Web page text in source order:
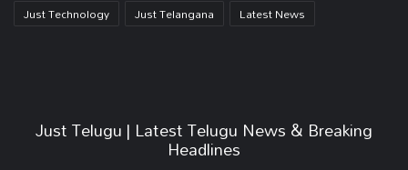
Just Technology
Just Telangana Latest News
Just Telugu | Latest Telugu News & Breaking
Headlines